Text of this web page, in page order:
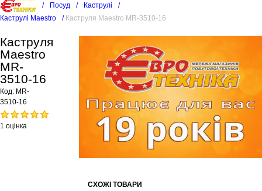
/ Посуд / Каструлі
/
Каструлі Maestro
/ Каструля Maestro MR-3510-16
СХОЖІ ТОВАРИ
Каструля
Maestro
MR-
3510-16
Код: MR-
3510-16
1 оцінка